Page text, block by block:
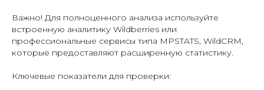
Важно! Для полноценного анализа используйте
встроенную аналитику Wildberries или
профессиональные сервисы типа MPSTATS, WildCRM,
которые предоставляют расширенную статистику.
Ключевые показатели для проверки: